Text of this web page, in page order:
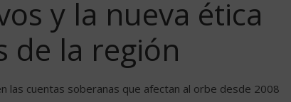
y la nueva ética
de la región
las cuentas soberanas que afectan al orbe desde 2008